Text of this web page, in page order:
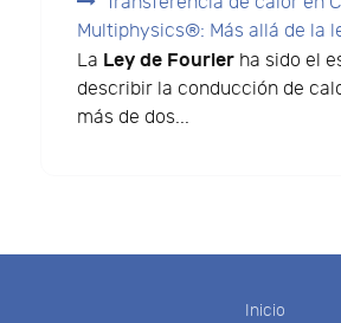
Multiphysics®: Más allá de la
La Ley de Fourier ha sido el
describir la conducción de
más de dos...
Inicio